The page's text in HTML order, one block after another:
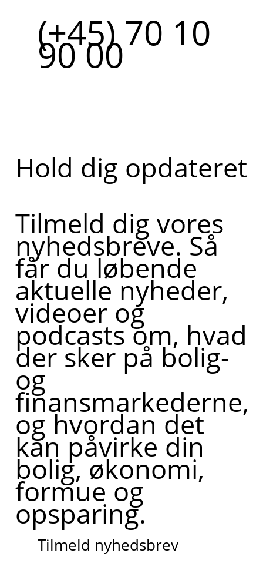
(+45) 70 10
90 00
Hold dig opdateret
Tilmeld dig vores
nyhedsbreve. Så
får du løbende
aktuelle nyheder,
videoer og
podcasts om, hvad
der sker på bolig-
og
finansmarkederne,
og hvordan det
kan påvirke din
bolig, økonomi,
formue og
opsparing.
Tilmeld nyhedsbrev